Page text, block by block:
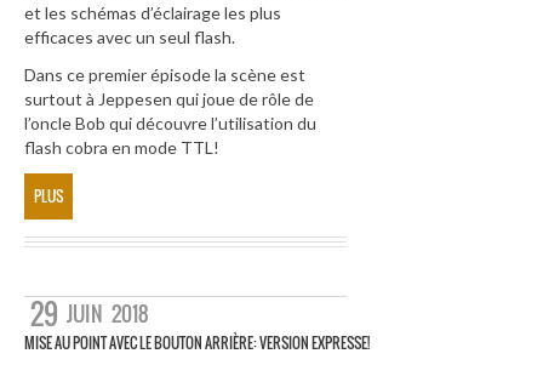
et les schémas d’éclairage les plus
efficaces avec un seul flash.
Dans ce premier épisode la scène est
surtout à Jeppesen qui joue de rôle de
l’oncle Bob qui découvre l’utilisation du
flash cobra en mode TTL!
PLUS
29 JUIN 2018
MISE AU POINT AVEC LE BOUTON ARRIÈRE: VERSION EXPRESSE!